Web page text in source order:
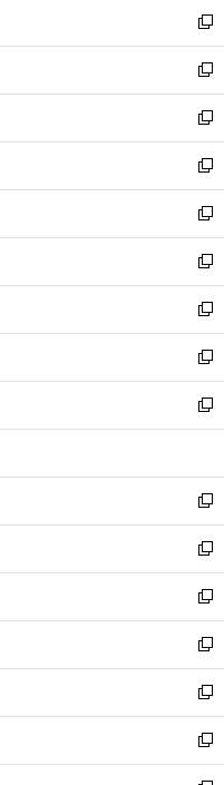
く
で
開
く
ド
ウ
で
開
く
い
ウ
ィ
ン
ド
ウ
で
開
く
新
し
い
ウ
ィ
ン
ド
ウ
で
開
く
新
し
い
ウ
ィ
ン
ド
ウ
で
開
く
新
し
い
ウ
ィ
ン
ド
ウ
で
開
く
新
し
い
ウ
ィ
ン
ド
ウ
で
開
く
新
し
い
ウ
ィ
ン
ド
ウ
で
開
新
し
い
ウ
ィ
ン
ド
ウ
開
く
新
し
い
ウ
ィ
ン
ウ
で
開
く
新
し
い
ウ
ン
ド
ウ
で
開
く
新
し
ウ
ィ
ン
ド
ウ
で
開
く
新
し
い
ウ
ィ
ン
ド
ウ
で
開
く
新
し
い
ウ
ィ
ン
ド
ウ
で
開
新
し
い
ウ
ィ
ン
ド
ウ
新
し
い
ウ
ィ
ン
新
し
い
ウ
新
し